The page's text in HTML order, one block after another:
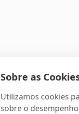
Sobre as
Utilizamos cookies
sobre o